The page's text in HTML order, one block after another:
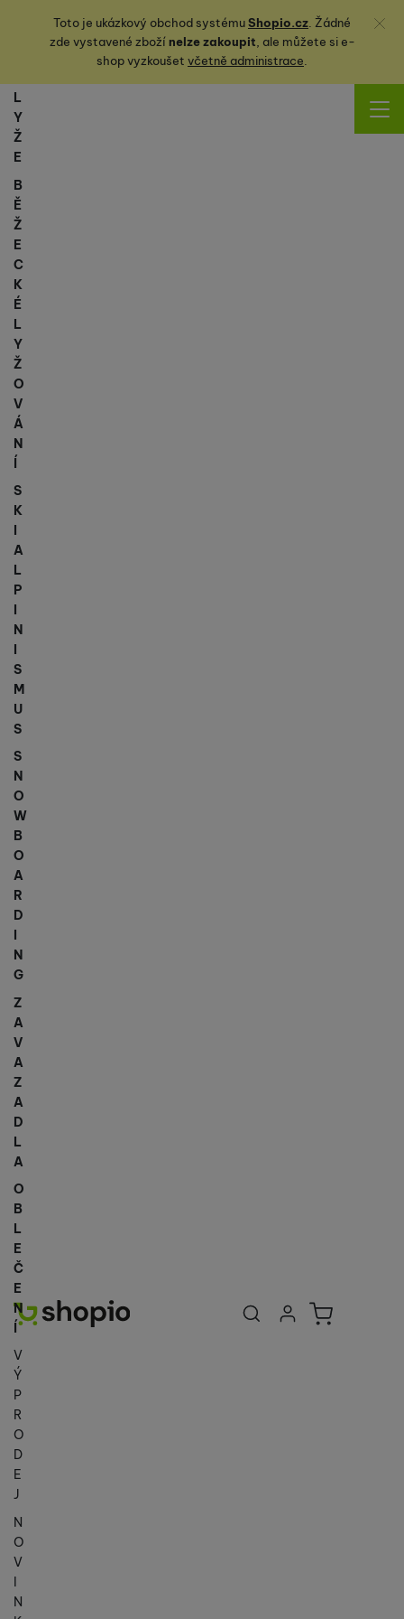
Toto je ukázkový obchod systémuShopio.cz. Žádné
zde vystavené zbožínelze zakoupit, ale můžete sie-
shop vyzkoušet včetně administrace.
Zavřít
Uživatelská
Přihlásit se
Košík
L
Y
Ž
E
B
Ě
Ž
E
C
K
É
L
Y
Ž
O
V
Á
N
Í
S
K
I
A
L
P
I
N
I
S
M
U
S
S
N
O
W
B
O
A
R
D
N
G
Z
A
V
A
Z
A
D
L
A
O
B
L
E
Č
E
N
Í
V
Ý
P
R
O
D
E
J
N
O
V
I
N